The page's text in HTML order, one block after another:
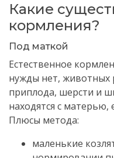
Какие
кормления?
Под маткой
Естественное
нужды нет, животных
приплода, шерсти и
находятся с матерью,
Плюсы метода:
маленькие